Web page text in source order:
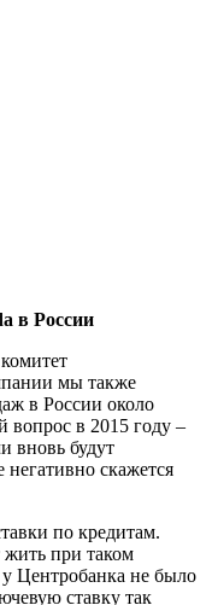
в России
мы также
в России около
вопрос в 2015 году –
вновь будут
негативно скажется
по кредитам.
при таком
Центробанка не было
ставку так